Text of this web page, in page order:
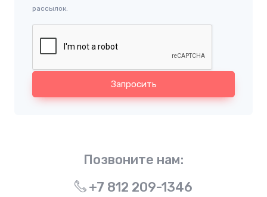
рассылок.
Запросить
Позвоните нам:
+7 812 209-1346